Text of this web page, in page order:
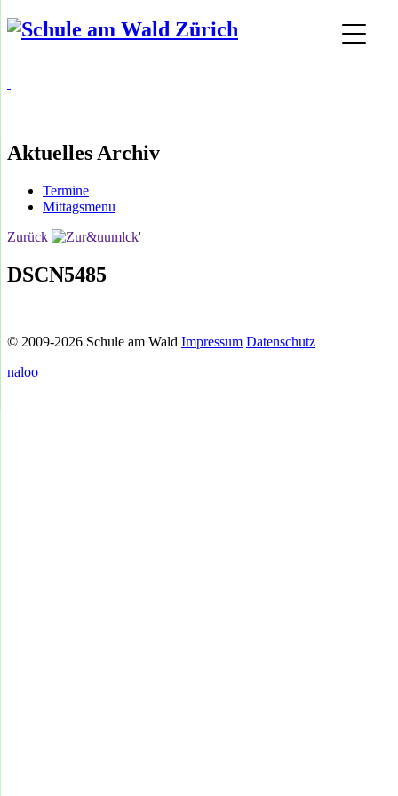
Aktuelles Archiv
Termine
Mittagsmenu
Zurück
DSCN5485
© 2009-2026 Schule am Wald Impressum Datenschutz
naloo